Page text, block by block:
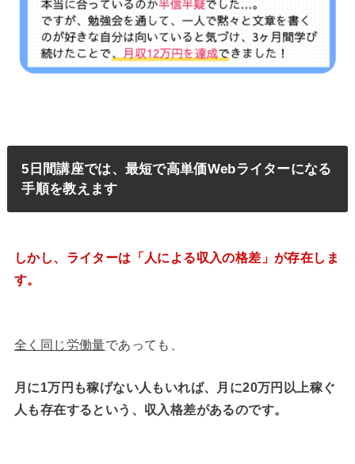
5日間講座では、最短で高単価Webライターになる
手順を教えます
しかし、ライターは「人による収入の格差」が存在しま
す。
全く同じ労働量であっても、
月に1万円も稼げない人もいれば、月に20万円以上稼ぐ
人も存在するという、収入格差があるのです。